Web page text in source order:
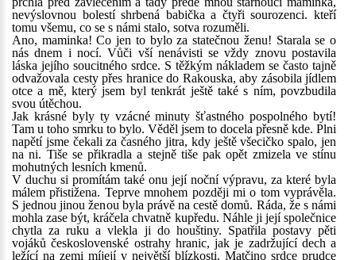
nevýslovnou bolestí shrbená babička a čtyři sourozenci. kteří
tomu všemu, co se s námi stalo, sotva rozuměli.
Ano, maminka! Co jen to bylo za statečnou ženu! Starala se o
nás dnem i nocí. Vůči vší nenávisti se vždy znovu postavila
láska jejího soucitného srdce. S těžkým nákladem se často tajně
odvažovala cesty přes hranice do Rakouska, aby zásobila jídlem
otce a mě, který jsem byl tenkrát ještě také s ním, povzbudila
svou útěchou.
Jak krásné byly ty vzácné minuty šťastného pospolného bytí!
Tam u toho smrku to bylo. Věděl jsem to docela přesně kde. Plni
napětí jsme čekali za časného jitra, kdy ještě všecičko spalo, jen
na ni. Tiše se přikradla a stejně tiše pak opět zmizela ve stínu
mohutných lesních kmenů.
V duchu si promítám také onu její noční výpravu, za které byla
málem přistižena. Teprve mnohem později mi o tom vyprávěla.
S jednou jinou ženou byla právě na cestě domů. Ráda, že s námi
mohla zase být, kráčela chvatně kupředu. Náhle ji její společnice
chytla za ruku a vlekla ji do houštiny. Spatřila postavy pěti
vojáků československé ostrahy hranic, jak je zadržující dech a
ležící na zemi míjejí v největší blízkosti. Matčino srdce prudce